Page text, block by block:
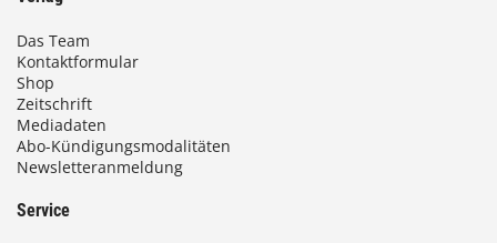
Das Team
Kontaktformular
Shop
Zeitschrift
Mediadaten
Abo-Kündigungsmodalitäten
Newsletteranmeldung
Service